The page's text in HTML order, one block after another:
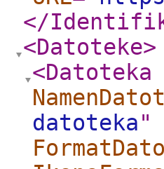
</
<Datoteke>
<Datoteka
datoteka"